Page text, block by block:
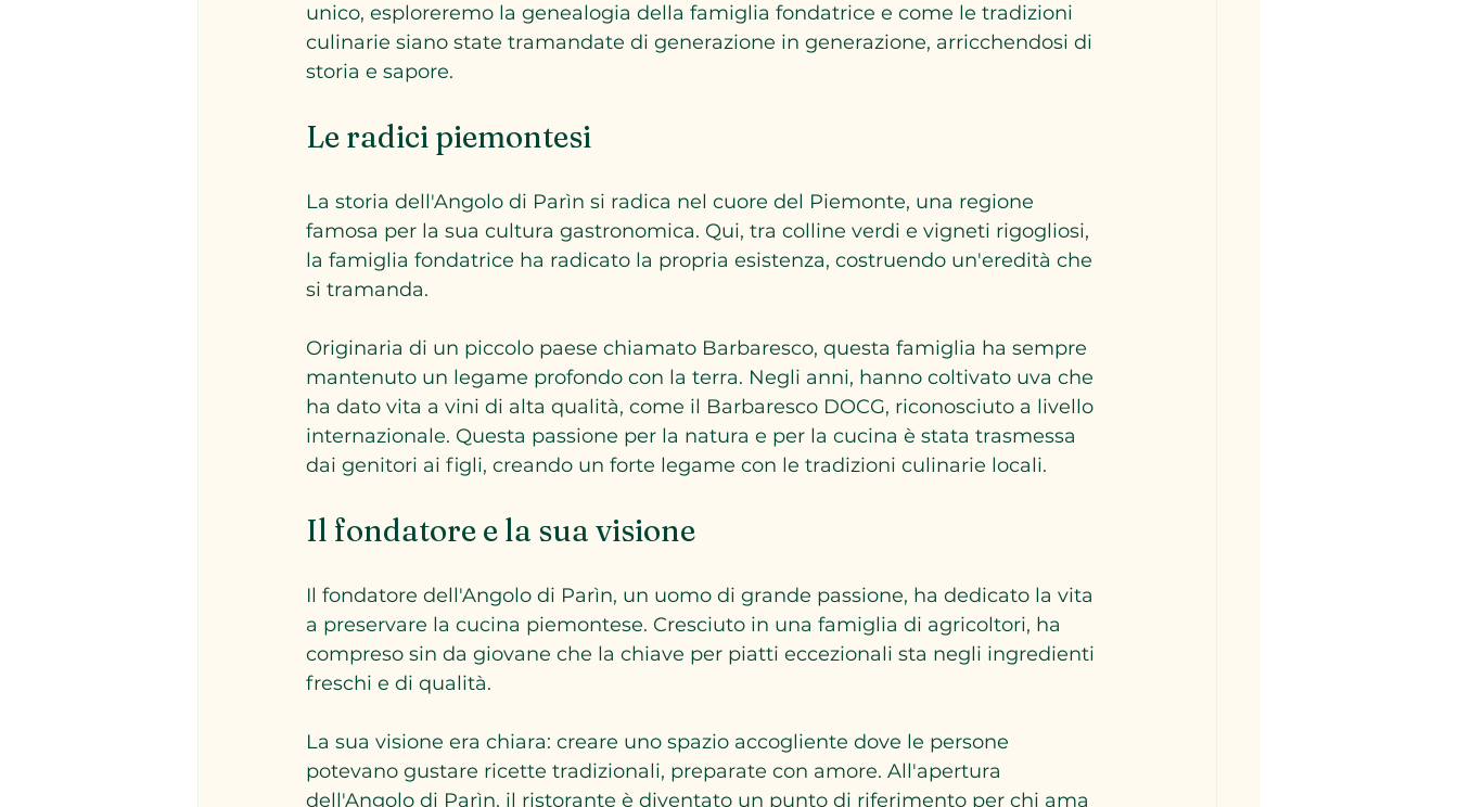
unico, esploreremo la genealogia della famiglia fondatrice e come le tradizioni
culinarie siano state tramandate di generazione in generazione, arricchendosi di
storia e sapore.
Le radici piemontesi
La storia dell'Angolo di Parìn si radica nel cuore del Piemonte, una regione
famosa per la sua cultura gastronomica. Qui, tra colline verdi e vigneti rigogliosi,
la famiglia fondatrice ha radicato la propria esistenza, costruendo un'eredità che
si tramanda.
Originaria di un piccolo paese chiamato Barbaresco, questa famiglia ha sempre
mantenuto un legame profondo con la terra. Negli anni, hanno coltivato uva che
ha dato vita a vini di alta qualità, come il Barbaresco DOCG, riconosciuto a livello
internazionale. Questa passione per la natura e per la cucina è stata trasmessa
dai genitori ai figli, creando un forte legame con le tradizioni culinarie locali.
Il fondatore e la sua visione
Il fondatore dell'Angolo di Parìn, un uomo di grande passione, ha dedicato la vita
a preservare la cucina piemontese. Cresciuto in una famiglia di agricoltori, ha
compreso sin da giovane che la chiave per piatti eccezionali sta negli ingredienti
freschi e di qualità.
La sua visione era chiara: creare uno spazio accogliente dove le persone
potevano gustare ricette tradizionali, preparate con amore. All'apertura
dell'Angolo di Parìn, il ristorante è diventato un punto di riferimento per chi ama